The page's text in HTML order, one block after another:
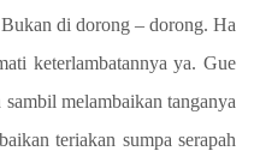
di dorong – dorong. Ha
keterlambatannya ya. Gue
melambaikan tanganya
teriakan sumpa serapah